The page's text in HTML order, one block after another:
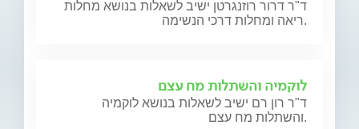
ד"ר דרור רוזנגרטן ישיב לשאלות בנושא מחלות
ריאה ומחלות דרכי הנשימה.
לוקמיה והשתלות מח עצם
ד"ר רון רם ישיב לשאלות בנושא לוקמיה
והשתלות מח עצם.